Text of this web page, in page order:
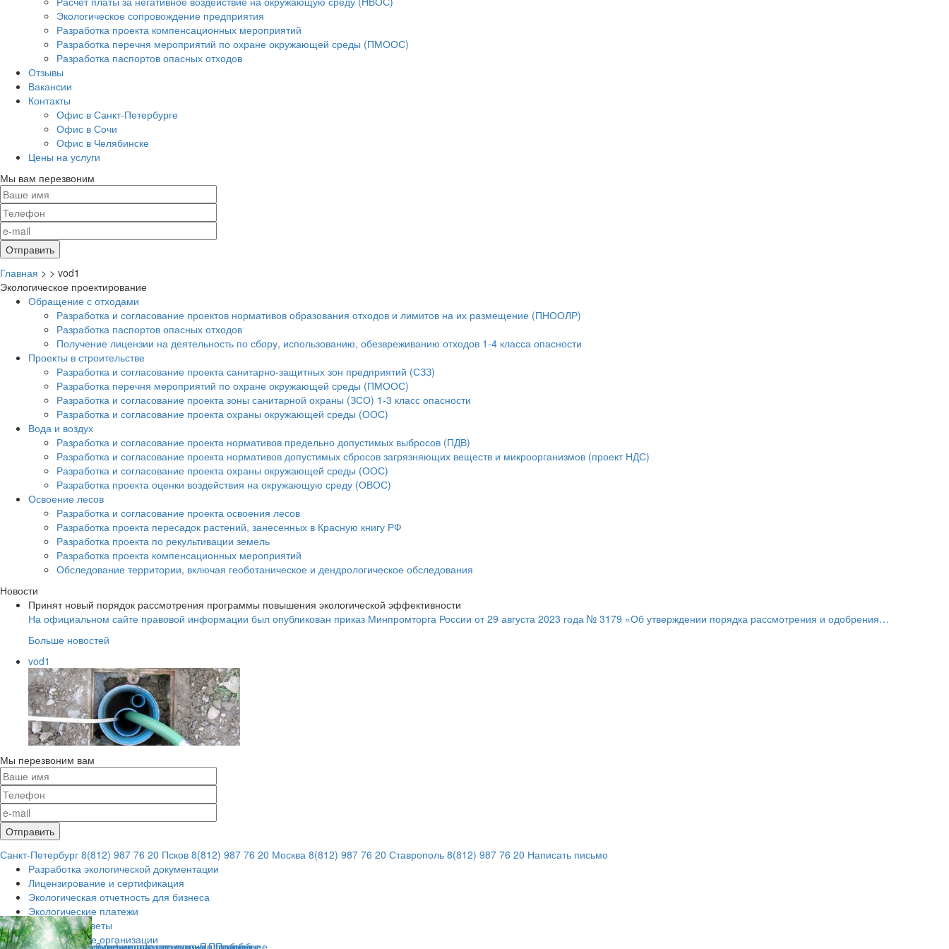
Экологическое сопровождение предприятия
Разработка проекта компенсационных мероприятий
Разработка перечня мероприятий по охране окружающей среды (ПМООС)
Разработка паспортов опасных отходов
Отзывы
Вакансии
Контакты
Офис в Санкт-Петербурге
Офис в Сочи
Офис в Челябинске
Цены на услуги
Мы вам перезвоним
Главная > > vod1
Экологическое проектирование
Обращение с отходами
Разработка и согласование проектов нормативов образования отходов и лимитов на их размещение (ПНООЛР)
Разработка паспортов опасных отходов
Получение лицензии на деятельность по сбору, использованию, обезвреживанию отходов 1-4 класса опасности
Проекты в строительстве
Разработка и согласование проекта санитарно-защитных зон предприятий (СЗЗ)
Разработка перечня мероприятий по охране окружающей среды (ПМООС)
Разработка и согласование проекта зоны санитарной охраны (ЗСО) 1-3 класс опасности
Разработка и согласование проекта охраны окружающей среды (ООС)
Вода и воздух
Разработка и согласование проекта нормативов предельно допустимых выбросов (ПДВ)
Разработка и согласование проекта нормативов допустимых сбросов загрязняющих веществ и микроорганизмов (проект НДС)
Разработка и согласование проекта охраны окружающей среды (ООС)
Разработка проекта оценки воздействия на окружающую среду (ОВОС)
Освоение лесов
Разработка и согласование проекта освоения лесов
Разработка проекта пересадок растений, занесенных в Красную книгу РФ
Разработка проекта по рекультивации земель
Разработка проекта компенсационных мероприятий
Обследование территории, включая геоботаническое и дендрологическое обследования
Новости
Принят новый порядок рассмотрения программы повышения экологической эффективности
На официальном сайте правовой информации был опубликован приказ Минпромторга России от 29 августа 2023 года № 3179 «Об утверждении порядка рассмотрения и одобрения…
Больше новостей
vod1
сопровождение предприятия Подробнее
Сертификация продукции Подробнее
Лицензирование скважин Подробнее
Мы перезвоним вам
Санкт-Петербург 8(812) 987 76 20 Псков 8(812) 987 76 20 Москва 8(812) 987 76 20 Ставрополь 8(812) 987 76 20 Написать письмо
Разработка экологической документации
Лицензирование и сертификация
Экологическая отчетность для бизнеса
Экологические платежи
Вопросы и ответы
Экологические организации